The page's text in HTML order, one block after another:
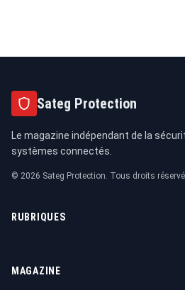
Sateg Protection
Le magazine indépendant de la
systèmes connectés.
© 2026 Sateg Protection. Tous droits
RUBRIQUES
MAGAZINE